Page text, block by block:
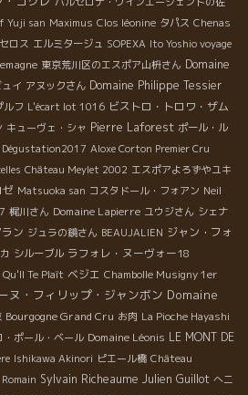
Yuji san Maximus Clos léonine タパス Chenas
セロス エルミタージュ SOPEXA Ito Yoshio voyage
東京荒川区のエスポア山枡さん Domaine
イ アヌックさん Domaine Philippe Tessier
ルフ L'écart lot 1016 ビストロ・トロワ・ザム
キューヴェ・シャ Pierre Laforest ポール・ル
Aloxe Corton Premier Cru
Château Meylet 2002 エスポアよろずやユキ
ゼ Matsuoka san コスタドール・フォアン Neil
梶川さん Domaine Lapierre ユウジさん シェナ
ン ジュラの鏡さん BEAUJALIEN ジャン・フォ
シルーブル ラフォレ・ヌーヴォー18
Te Plaît ベジエ Chambolle Musigny 1er
ヌ・フィリップ・ジャンボン Domaine
Bourgogne Grand Cru お肉 La Pioche Hayashi
・ポール・ベール Domaine Léonis LE MONT DE
Ishikawa Akinori ピエール橋 Château
Romain Sylvain Richeaume Julien Guillot へニ